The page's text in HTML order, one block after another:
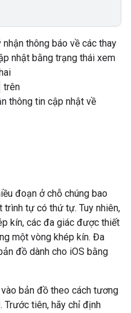
thông báo về các thay
nhật bằng trạng thái xem
trên
thông tin cập nhật về
đoạn ở chỗ chúng bao
tự có thứ tự. Tuy nhiên,
kín, các đa giác được thiết
một vòng khép kín. Đa
đồ dành cho iOS bằng
vào bản đồ theo cách tương
. Trước tiên, hãy chỉ định